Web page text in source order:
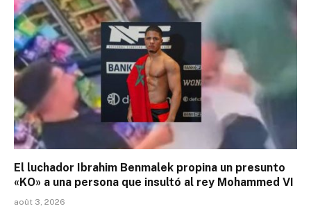
El luchador Ibrahim Benmalek propina un presunto
«KO» a una persona que insultó al rey Mohammed VI
août 3, 2026